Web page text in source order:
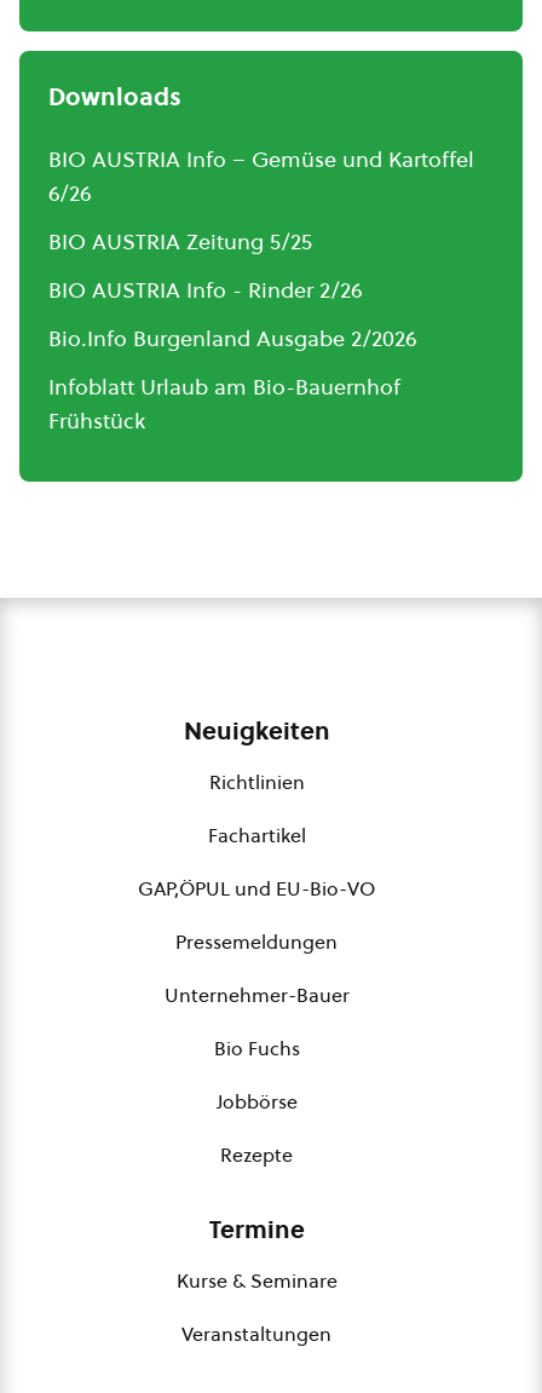
Downloads
BIO AUSTRIA Info – Gemüse und Kartoffel
6/26
BIO AUSTRIA Zeitung 5/25
BIO AUSTRIA Info - Rinder 2/26
Bio.Info Burgenland Ausgabe 2/2026
Infoblatt Urlaub am Bio-Bauernhof
Frühstück
Neuigkeiten
Richtlinien
Fachartikel
GAP,ÖPUL und EU-Bio-VO
Pressemeldungen
Unternehmer-Bauer
Bio Fuchs
Jobbörse
Rezepte
Termine
Kurse & Seminare
Veranstaltungen